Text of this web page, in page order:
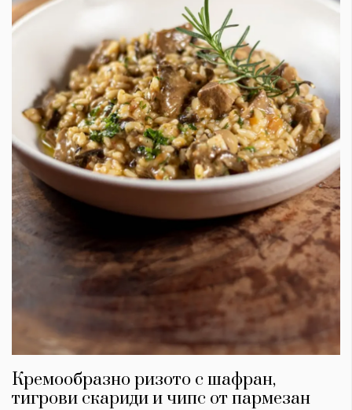
Кремообразно ризото с шафран,
тигрови скариди и чипс от пармезан